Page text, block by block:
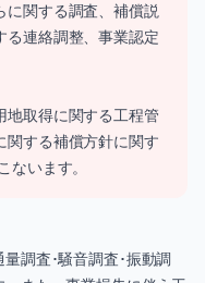
に関する調査、補償説
る連絡調整、事業認定
地取得に関する工程管
関する補償方針に関す
ないます。
調査･騒音調査･振動調